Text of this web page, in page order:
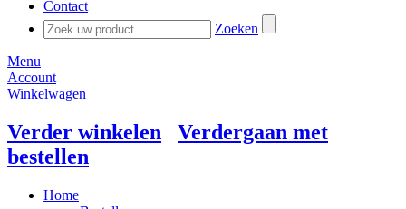
Contact
Zoeken
Menu
Account
Winkelwagen
Verder winkelen
Verdergaan met
bestellen
Home